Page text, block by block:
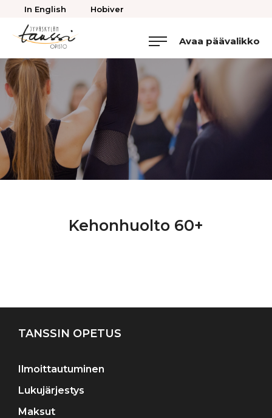
Takaisin
In English Hobiver
Jyväskylän
Tanssiopisto
Avaa päävalikko
Kehonhuolto 60+
TANSSIN OPETUS
Ilmoittautuminen
Lukujärjestys
Maksut